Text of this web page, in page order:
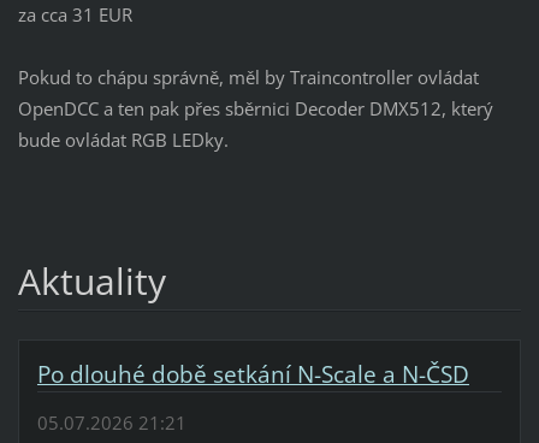
za cca 31 EUR
Pokud to chápu správně, měl by Traincontroller ovládat
OpenDCC a ten pak přes sběrnici Decoder DMX512, který
bude ovládat RGB LEDky.
Aktuality
Po dlouhé době setkání N-Scale a N-ČSD
05.07.2026 21:21